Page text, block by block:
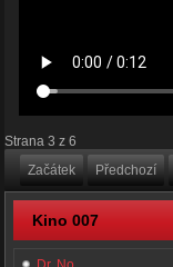
Strana 3 z 6
Začátek
Předchozí
Kino 007